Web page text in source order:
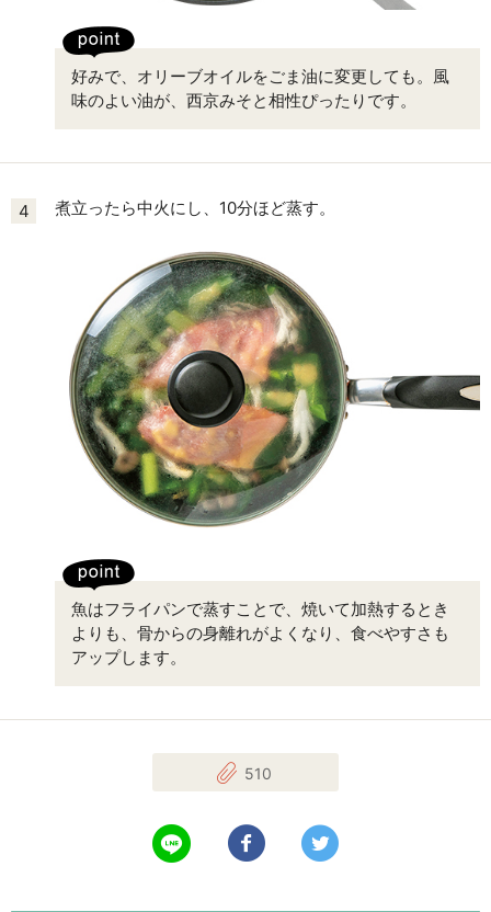
好みで、オリーブオイルをごま油に変更しても。風
味のよい油が、西京みそと相性ぴったりです。
4 煮立ったら中火にし、10分ほど蒸す。
魚はフライパンで蒸すことで、焼いて加熱するとき
よりも、骨からの身離れがよくなり、食べやすさも
アップします。
510
LINEで送る Facebookでシェアする